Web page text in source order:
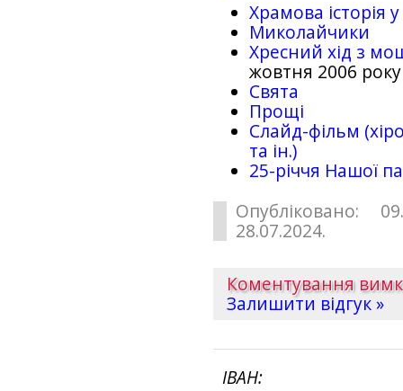
Храмова історія
Миколайчики
Хресний хід з
жовтня 2006 року
Свята
Прощі
Слайд-фільм
та ін.)
25-рiччя Нашої
Опубліковано:
28.07.2024.
Коментування
Залишити відгук »
ІВАН